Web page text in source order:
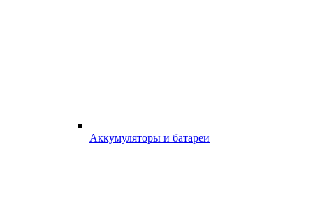
Аккумуляторы и батареи